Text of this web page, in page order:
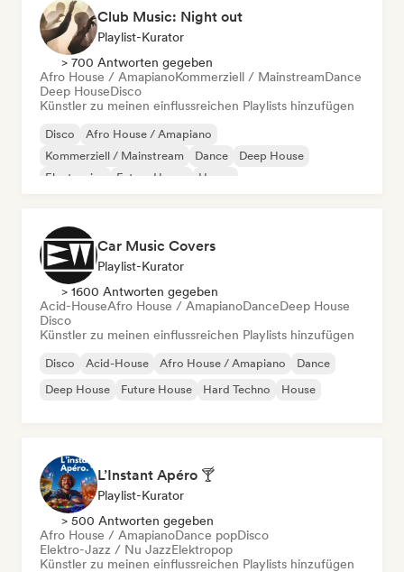
Club Music: Night out
Playlist-Kurator
> 700 Antworten gegeben
Afro House / AmapianoKommerziell / MainstreamDance
Deep HouseDisco
Künstler zu meinen einflussreichen Playlists hinzufügen
Disco
Afro House / Amapiano
Kommerziell / Mainstream
Dance
Deep House
Electronica
Future House House
Car Music Covers
Playlist-Kurator
> 1600 Antworten gegeben
Acid-HouseAfro House / AmapianoDanceDeep House
Disco
Künstler zu meinen einflussreichen Playlists hinzufügen
Disco Acid-House Afro House / Amapiano
Dance
Deep House
Future House Hard Techno House
L’Instant Apéro 🍸
Playlist-Kurator
> 500 Antworten gegeben
Afro House / AmapianoDance popDisco
Elektro-Jazz / Nu JazzElektropop
Künstler zu meinen einflussreichen Playlists hinzufügen